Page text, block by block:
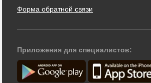
Форма обратной связи
Приложения для специалистов: